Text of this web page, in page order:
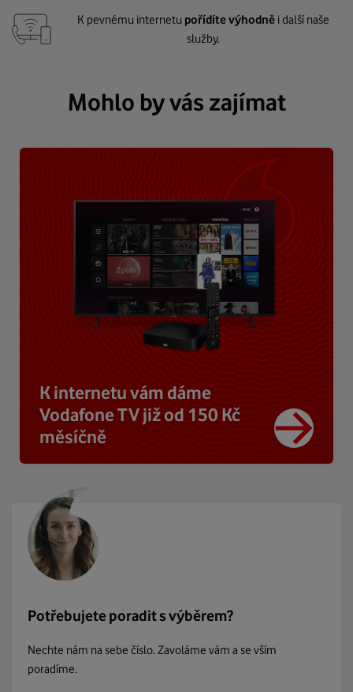
K pevnému internetu pořídíte výhodně i další naše
služby.
Mohlo by vás zajímat
K internetu vám dáme
Vodafone TV již od 150 Kč
měsíčně
Potřebujete poradit s výběrem?
Nechte nám na sebe číslo. Zavoláme vám a se vším
poradíme.